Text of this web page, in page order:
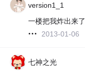
version1_1
一楼把我炸出来了
2013-01-06
七神之光